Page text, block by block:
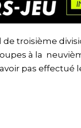
troisième
à la
pas